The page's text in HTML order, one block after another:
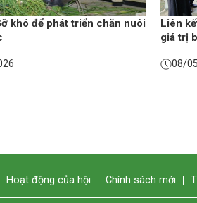
khó để phát triển chăn nuôi
Liên
giá trị
08/
Hoạt động của hội Chính sách mới